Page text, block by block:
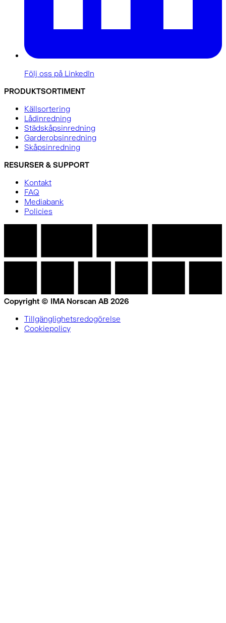
Följ oss på LinkedIn
PRODUKTSORTIMENT
Källsortering
Lådinredning
Städskåpsinredning
Garderobsinredning
Skåpsinredning
RESURSER & SUPPORT
Kontakt
FAQ
Mediabank
Policies
Copyright © IMA Norscan AB 2026
Tillgänglighetsredogörelse
Cookiepolicy